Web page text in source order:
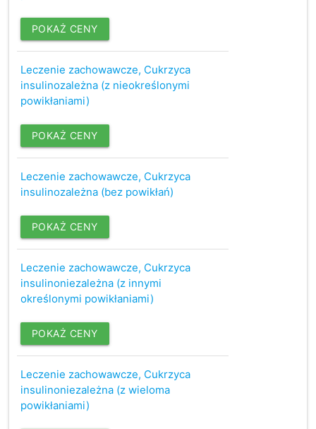
POKAŻ CENY
Leczenie zachowawcze, Cukrzyca
insulinozależna (z nieokreślonymi
powikłaniami)
POKAŻ CENY
Leczenie zachowawcze, Cukrzyca
insulinozależna (bez powikłań)
POKAŻ CENY
Leczenie zachowawcze, Cukrzyca
insulinoniezależna (z innymi
określonymi powikłaniami)
POKAŻ CENY
Leczenie zachowawcze, Cukrzyca
insulinoniezależna (z wieloma
powikłaniami)